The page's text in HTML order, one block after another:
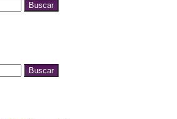
Buscar
Buscar